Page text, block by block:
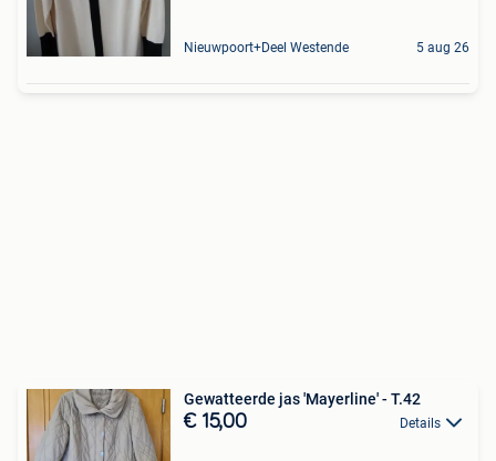
Nieuwpoort+Deel Westende 5 aug 26
Gewatteerde jas 'Mayerline' - T.42
€ 15,00 Details